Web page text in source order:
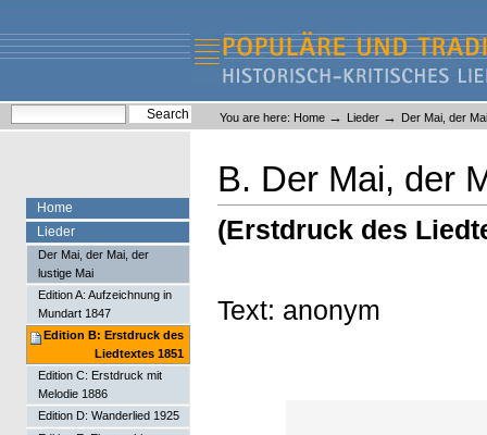
content.
navigation
Liederlexikon
Personal
tools
You are here: Home → Lieder → Der Mai, der
B. Der Mai, der
(Erstdruck des
Text: anonym
Home
Lieder
Der Mai, der Mai, der
lustige Mai
Edition A: Aufzeichnung in
Mundart 1847
Edition B: Erstdruck des
Liedtextes 1851
Edition C: Erstdruck mit
Melodie 1886
Edition D: Wanderlied 1925